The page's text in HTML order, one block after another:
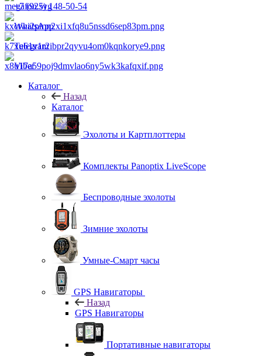
+7 (925) 148-50-54
WhatsApp
Telegram
Viber
Каталог
Назад
Каталог
Эхолоты и Картплоттеры
Комплекты Panoptix LiveScope
Беспроводные эхолоты
Зимние эхолоты
Умные-Смарт часы
GPS Навигаторы
Назад
GPS Навигаторы
Портативные навигаторы